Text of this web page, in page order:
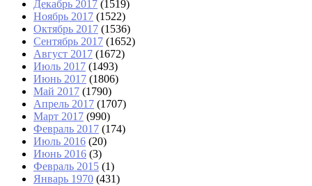
Декабрь 2017 (1519)
Ноябрь 2017 (1522)
Октябрь 2017 (1536)
Сентябрь 2017 (1652)
Август 2017 (1672)
Июль 2017 (1493)
Июнь 2017 (1806)
Май 2017 (1790)
Апрель 2017 (1707)
Март 2017 (990)
Февраль 2017 (174)
Июль 2016 (20)
Июнь 2016 (3)
Февраль 2015 (1)
Январь 1970 (431)